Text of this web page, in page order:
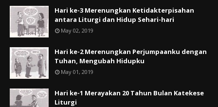
Hari ke-3 Merenungkan Ketidakterpisahan
antara Liturgi dan Hidup Sehari-hari
May 02, 2019
Hari ke-2 Merenungkan Perjumpaanku dengan
Tuhan, Mengubah Hidupku
May 01, 2019
Hari ke-1 Merayakan 20 Tahun Bulan Katekese
Liturgi